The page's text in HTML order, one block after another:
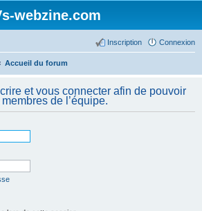
webzine.com
Connexion
Inscription
Accueil du forum
et vous connecter afin de pouvoir
de l’équipe.